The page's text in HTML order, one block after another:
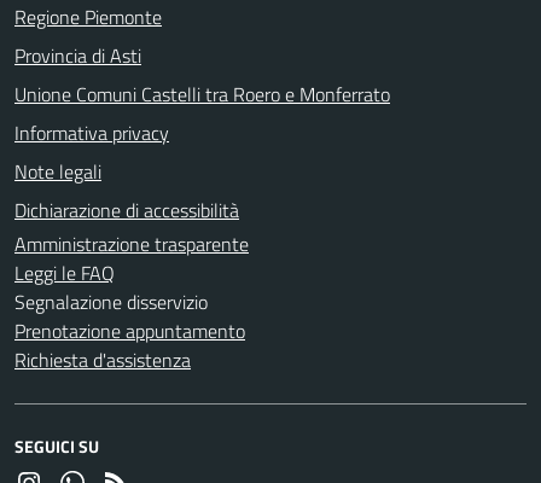
Regione Piemonte
Provincia di Asti
Unione Comuni Castelli tra Roero e Monferrato
Informativa privacy
Note legali
Dichiarazione di accessibilità
Amministrazione trasparente
Leggi le FAQ
Segnalazione disservizio
Prenotazione appuntamento
Richiesta d'assistenza
SEGUICI SU